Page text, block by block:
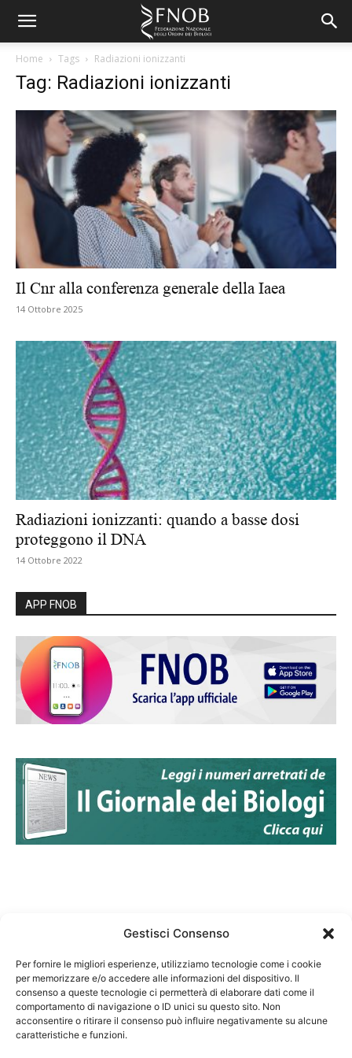
Gestisci Consenso
Per fornire le migliori esperienze, utilizziamo tecnologie come i cookie
per memorizzare e/o accedere alle informazioni del dispositivo. Il
consenso a queste tecnologie ci permetterà di elaborare dati come il
comportamento di navigazione o ID unici su questo sito. Non
acconsentire o ritirare il consenso può influire negativamente su alcune
caratteristiche e funzioni.
Home Tags Radiazioni ionizzanti
Tag: Radiazioni ionizzanti
Il Cnr alla conferenza generale della Iaea
14 Ottobre 2025
Radiazioni ionizzanti: quando a basse dosi
proteggono il DNA
14 Ottobre 2022
APP FNOB
Federazione Nazionale Degli Ordini dei Biologi:
codice fiscale 80069130583
Responsabile sito internet www.fnob.it: Vincenzo